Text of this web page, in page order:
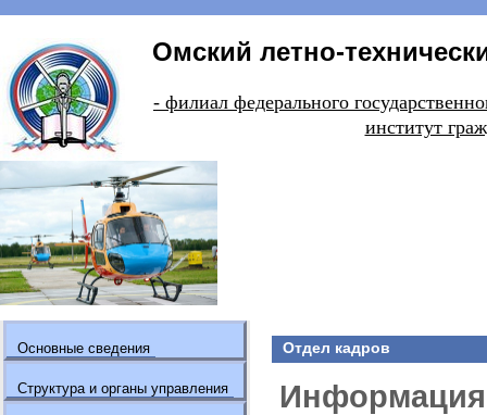
Омский летно-
- филиал федерального
институт
Основные сведения
Структура и органы управления
Отдел кадров
Информация